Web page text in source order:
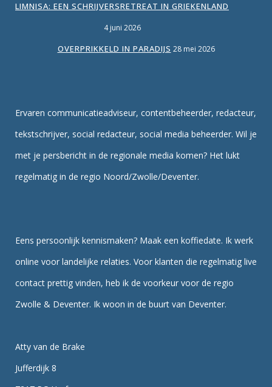
LIMNISA: EEN SCHRIJVERSRETREAT IN GRIEKENLAND
4 juni 2026
OVERPRIKKELD IN PARADIJS 28 mei 2026
Ervaren communicatieadviseur, contentbeheerder, redacteur,
tekstschrijver, social redacteur, social media beheerder. Wil je
met je persbericht in de regionale media komen? Het lukt
regelmatig in de regio Noord/Zwolle/Deventer.
Eens persoonlijk kennismaken? Maak een koffiedate. Ik werk
online voor landelijke relaties. Voor klanten die regelmatig live
contact prettig vinden, heb ik de voorkeur voor de regio
Zwolle & Deventer. Ik woon in de buurt van Deventer.
Atty van de Brake
Jufferdijk 8